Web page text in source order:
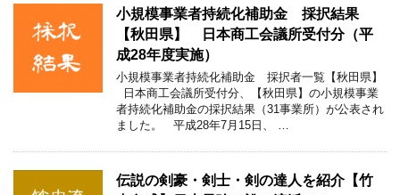
小規模事業者持続化補助金 採択結果
【秋田県】 日本商工会議所受付分（平
成28年度実施）
小規模事業者持続化補助金 採択者一覧【秋田県】
日本商工会議所受付分、【秋田県】の小規模事業
者持続化補助金の採択結果（31事業所）が公表され
ました。 平成28年7月15日、 …
伝説の剣豪・剣士・剣の達人を紹介【竹